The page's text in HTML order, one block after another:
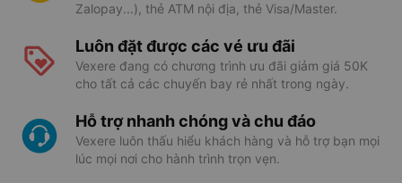
Zalopay...), thẻ ATM nội địa, thẻ Visa/Master.
Luôn đặt được các vé ưu đãi
Vexere đang có chương trình ưu đãi giảm giá 50K
cho tất cả các chuyến bay rẻ nhất trong ngày.
Hỗ trợ nhanh chóng và chu đáo
Vexere luôn thấu hiểu khách hàng và hỗ trợ bạn mọi
lúc mọi nơi cho hành trình trọn vẹn.